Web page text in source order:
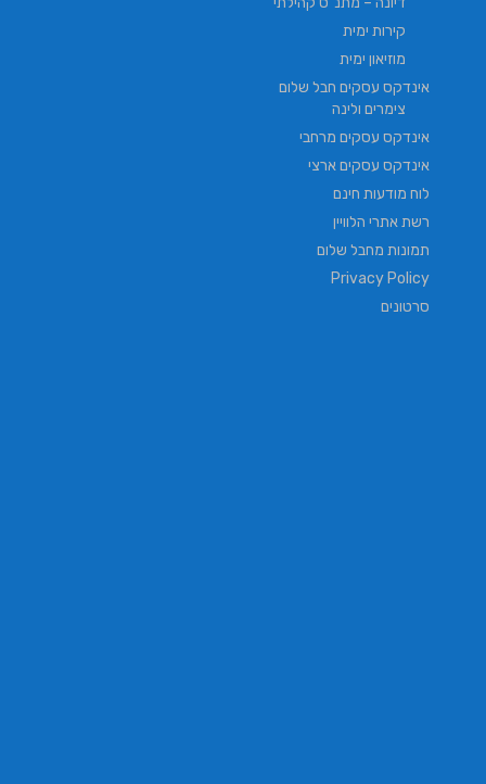
קירות ימית
מוזיאון ימית
אינדקס עסקים חבל שלום
צימרים ולינה
אינדקס עסקים מרחבי
אינדקס עסקים ארצי
לוח מודעות חינם
רשת אתרי הלוויין
תמונות מחבל שלום
Privacy Policy
סרטונים